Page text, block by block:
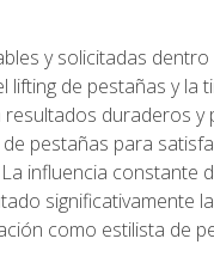
y solicitadas
lifting de pestañas y la
duraderos y
pestañas para
influencia constante
significativamente
como estilista de